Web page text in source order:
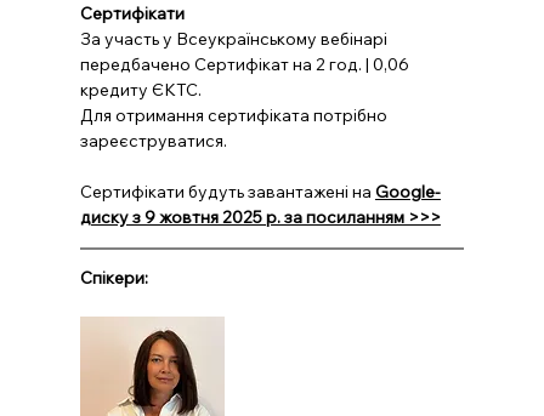
Cертифікати
За участь у Всеукраїнському вебінарі
передбачено Сертифікат на 2 год. | 0,06
кредиту ЄКТС.
Для отримання сертифіката потрібно
зареєструватися.
Сертифікати будуть завантажені на Google-
диску з 9 жовтня 2025 р. за посиланням >>>
Спікери: